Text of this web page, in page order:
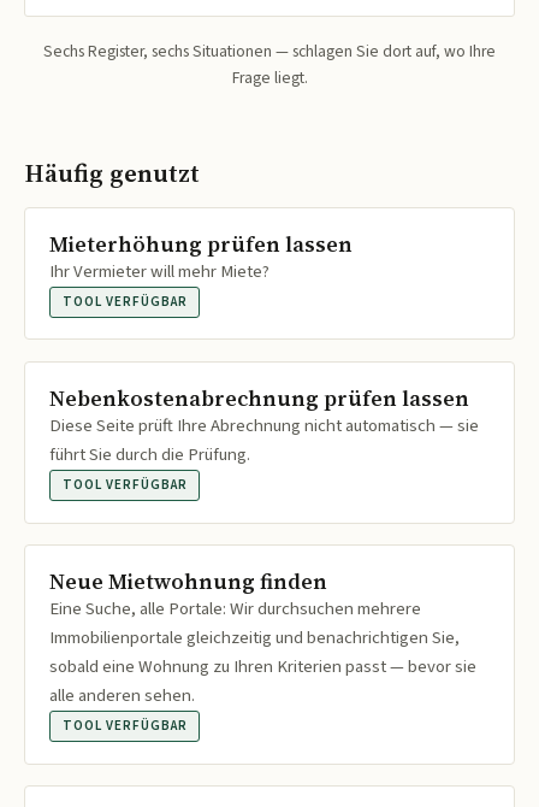
Sechs Register, sechs Situationen — schlagen Sie dort auf, wo Ihre
Frage liegt.
Häufig genutzt
Mieterhöhung prüfen lassen
Ihr Vermieter will mehr Miete?
TOOL VERFÜGBAR
Nebenkostenabrechnung prüfen lassen
Diese Seite prüft Ihre Abrechnung nicht automatisch — sie
führt Sie durch die Prüfung.
TOOL VERFÜGBAR
Neue Mietwohnung finden
Eine Suche, alle Portale: Wir durchsuchen mehrere
Immobilienportale gleichzeitig und benachrichtigen Sie,
sobald eine Wohnung zu Ihren Kriterien passt — bevor sie
alle anderen sehen.
TOOL VERFÜGBAR